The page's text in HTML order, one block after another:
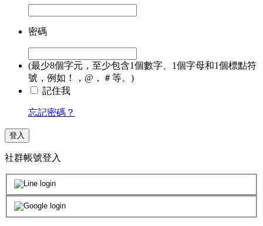
密碼
(最少8個字元，至少包含1個數字、1個字母和1個標點符
號，例如！，@，＃等。)
記住我
忘記密碼？
登入
社群帳號登入